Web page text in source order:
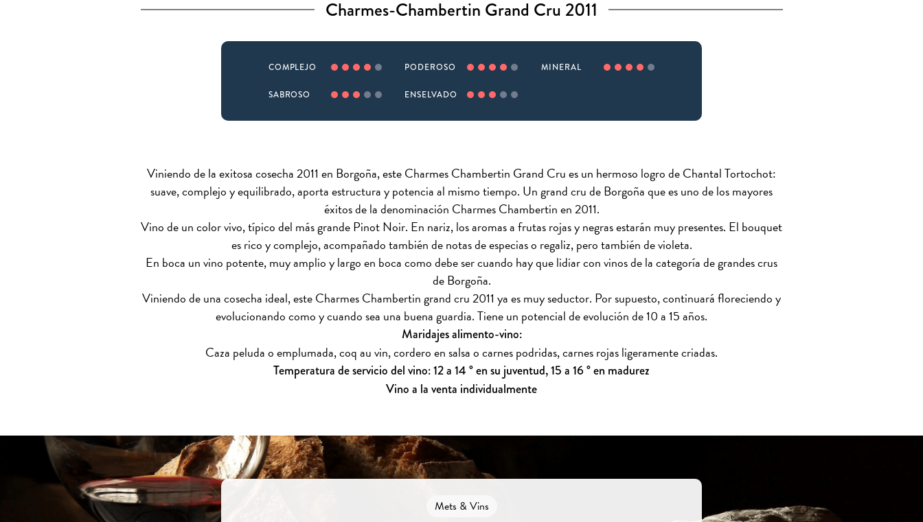
Charmes-Chambertin Grand Cru 2011
COMPLEJO PODEROSO MINERAL
SABROSO ENSELVADO
Viniendo de la exitosa cosecha 2011 en Borgoña, este Charmes Chambertin Grand Cru es un hermoso logro de Chantal Tortochot:
suave, complejo y equilibrado, aporta estructura y potencia al mismo tiempo. Un grand cru de Borgoña que es uno de los mayores
éxitos de la denominación Charmes Chambertin en 2011.
Vino de un color vivo, típico del más grande Pinot Noir. En nariz, los aromas a frutas rojas y negras estarán muy presentes. El bouquet
es rico y complejo, acompañado también de notas de especias o regaliz, pero también de violeta.
En boca un vino potente, muy amplio y largo en boca como debe ser cuando hay que lidiar con vinos de la categoría de grandes crus
de Borgoña.
Viniendo de una cosecha ideal, este Charmes Chambertin grand cru 2011 ya es muy seductor. Por supuesto, continuará floreciendo y
evolucionando como y cuando sea una buena guardia. Tiene un potencial de evolución de 10 a 15 años.
Maridajes alimento-vino:
Caza peluda o emplumada, coq au vin, cordero en salsa o carnes podridas, carnes rojas ligeramente criadas.
Temperatura de servicio del vino: 12 a 14 ° en su juventud, 15 a 16 ° en madurez
Vino a la venta individualmente
Mets & Vins